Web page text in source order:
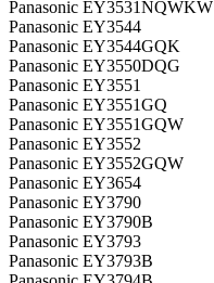
Panasonic EY3531NQWKW
Panasonic EY3544
Panasonic EY3544GQK
Panasonic EY3550DQG
Panasonic EY3551
Panasonic EY3551GQ
Panasonic EY3551GQW
Panasonic EY3552
Panasonic EY3552GQW
Panasonic EY3654
Panasonic EY3790
Panasonic EY3790B
Panasonic EY3793
Panasonic EY3793B